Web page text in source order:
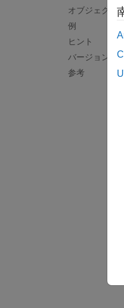
オブジェクト
例
ヒント
バージョン履
参考